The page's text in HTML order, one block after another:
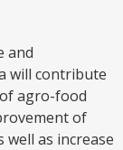
and
will contribute
agro-food
of
as increase